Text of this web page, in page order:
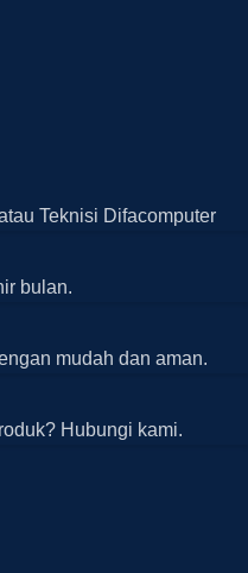
Teknisi Difacomputer
bulan.
mudah dan aman.
Hubungi kami.